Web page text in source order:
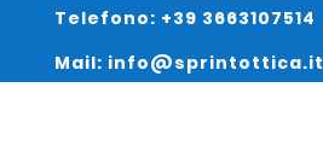
Telefono: +39 3663107514
Mail: info@sprintottica.it